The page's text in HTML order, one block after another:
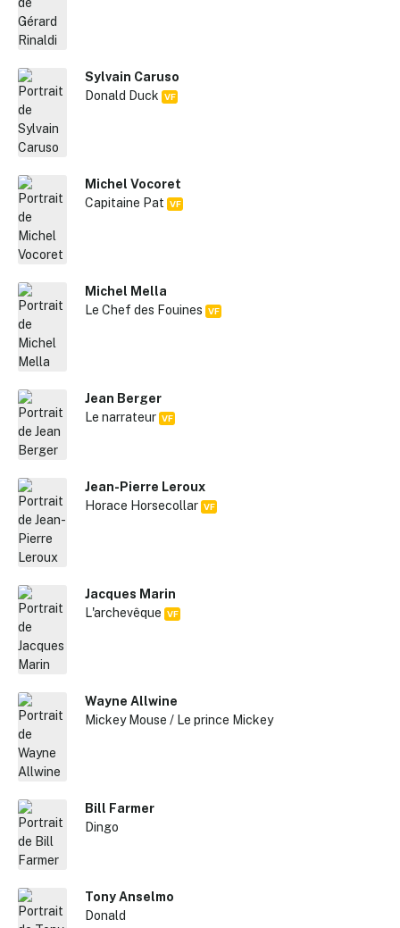
Sylvain Caruso
Donald Duck VF
Michel Vocoret
Capitaine Pat VF
Michel Mella
Le Chef des Fouines VF
Jean Berger
Le narrateur VF
Jean-Pierre Leroux
Horace Horsecollar VF
Jacques Marin
L'archevêque VF
Wayne Allwine
Mickey Mouse / Le prince Mickey
Bill Farmer
Dingo
Tony Anselmo
Donald
✕